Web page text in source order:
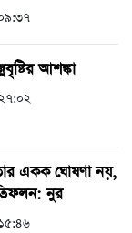
আশঙ্কা
একক ঘোষণা নয়,
নুর